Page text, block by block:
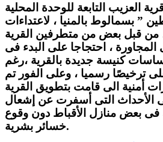
العزيب التابعة للوحدة المحلية
” بسمالوط بالمنيا ، لاعتداءات
من قبل بعض من متطرفين القرية
، احتجاجا على البدء فى
كنيسة جديدة بالقرية ،رغم
ترخيصًا رسميا ، وعلى الفور تم
أمنية الى قامت بتطويق القرية
الأحداث التى أسفرت عن إشعال
فى بعض منازل الأقباط دون وقوع
خسائر بشرية.